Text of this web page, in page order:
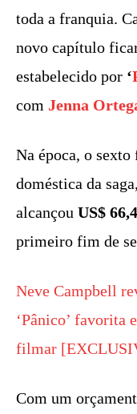
toda a franquia.
novo capítulo
estabelecido por ‘
com Jenna
Na época, o
doméstica da
alcançou US$
primeiro fim de
Neve Campbell
‘Pânico’
filmar
Com um